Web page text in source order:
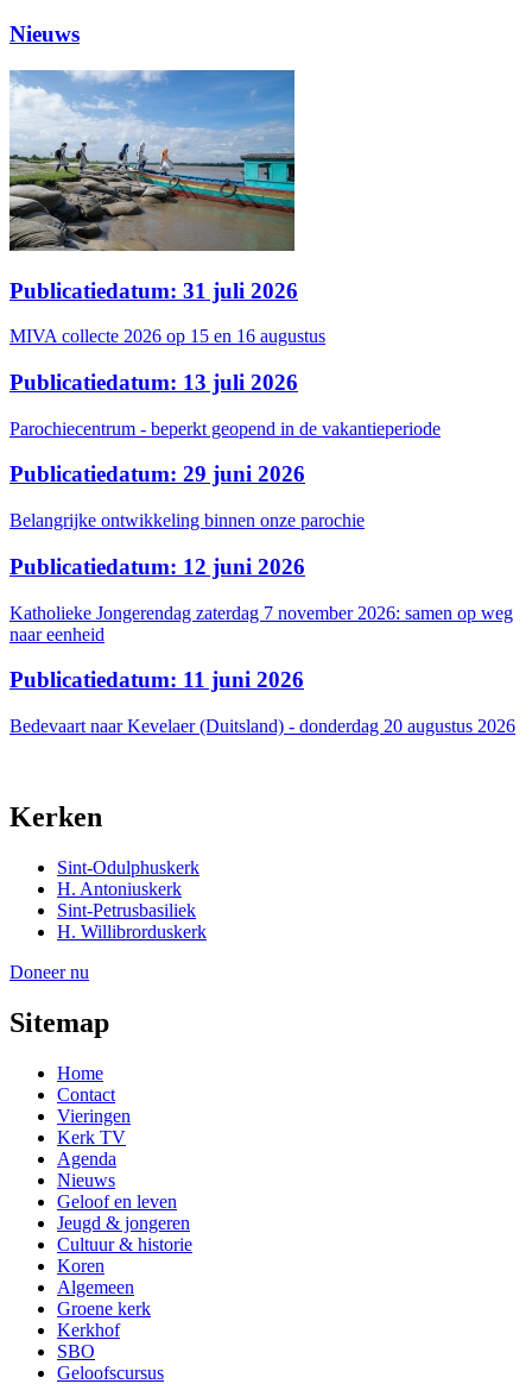
Nieuws
Publicatiedatum: 31 juli 2026
MIVA collecte 2026 op 15 en 16 augustus
Publicatiedatum: 13 juli 2026
Parochiecentrum - beperkt geopend in de vakantieperiode
Publicatiedatum: 29 juni 2026
Belangrijke ontwikkeling binnen onze parochie
Publicatiedatum: 12 juni 2026
Katholieke Jongerendag zaterdag 7 november 2026: samen op weg
naar eenheid
Publicatiedatum: 11 juni 2026
Bedevaart naar Kevelaer (Duitsland) - donderdag 20 augustus 2026
Kerken
Sint-Odulphuskerk
H. Antoniuskerk
Sint-Petrusbasiliek
H. Willibrorduskerk
Doneer nu
Sitemap
Home
Contact
Vieringen
Kerk TV
Agenda
Nieuws
Geloof en leven
Jeugd & jongeren
Cultuur & historie
Koren
Algemeen
Groene kerk
Kerkhof
SBO
Geloofscursus